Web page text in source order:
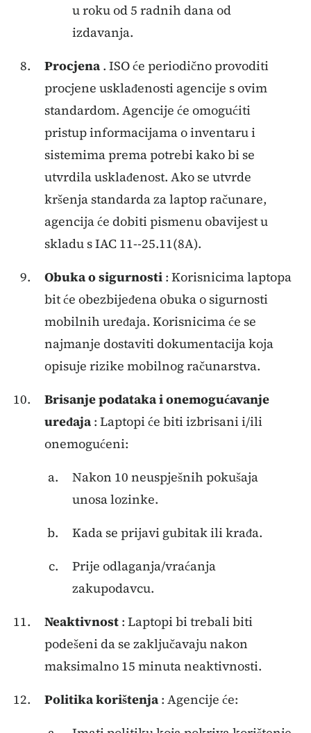
u roku od 5 radnih dana od
izdavanja.
Procjena . ISO će periodično provoditi
procjene usklađenosti agencije s ovim
standardom. Agencije će omogućiti
pristup informacijama o inventaru i
sistemima prema potrebi kako bi se
utvrdila usklađenost. Ako se utvrde
kršenja standarda za laptop računare,
agencija će dobiti pismenu obavijest u
skladu s IAC 11--25.11(8A).
Obuka o sigurnosti : Korisnicima laptopa
bit će obezbijeđena obuka o sigurnosti
mobilnih uređaja. Korisnicima će se
najmanje dostaviti dokumentacija koja
opisuje rizike mobilnog računarstva.
Brisanje podataka i onemogućavanje
uređaja : Laptopi će biti izbrisani i/ili
onemogućeni:
Nakon 10 neuspješnih pokušaja
unosa lozinke.
Kada se prijavi gubitak ili krađa.
Prije odlaganja/vraćanja
zakupodavcu.
Neaktivnost : Laptopi bi trebali biti
podešeni da se zaključavaju nakon
maksimalno 15 minuta neaktivnosti.
Politika korištenja : Agencije će: